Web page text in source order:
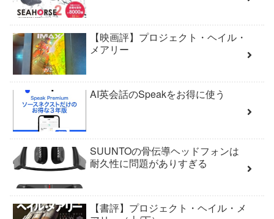
【映画評】プロジェクト・ヘイル・
メアリー
AI英会話のSpeakをお得に使う
SUUNTOの骨伝導ヘッドフォンは
耐久性に問題がありすぎる
【書評】プロジェクト・ヘイル・メ